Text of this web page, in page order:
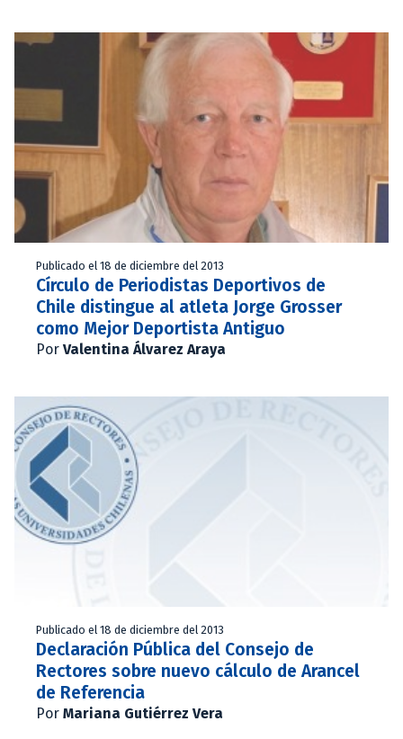
Publicado el 18 de diciembre del 2013
Círculo de Periodistas Deportivos de
Chile distingue al atleta Jorge Grosser
como Mejor Deportista Antiguo
Por Valentina Álvarez Araya
Publicado el 18 de diciembre del 2013
Declaración Pública del Consejo de
Rectores sobre nuevo cálculo de Arancel
de Referencia
Por Mariana Gutiérrez Vera